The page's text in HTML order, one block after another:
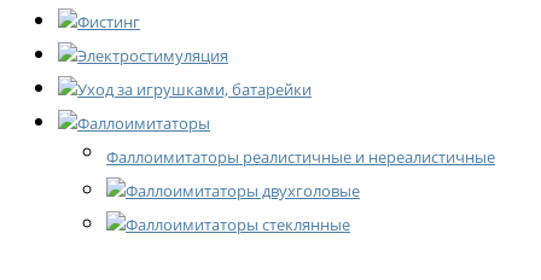
Фистинг
Электростимуляция
Уход за игрушками, батарейки
Фаллоимитаторы
Фаллоимитаторы реалистичные и нереалистичные
Фаллоимитаторы двухголовые
Фаллоимитаторы стеклянные